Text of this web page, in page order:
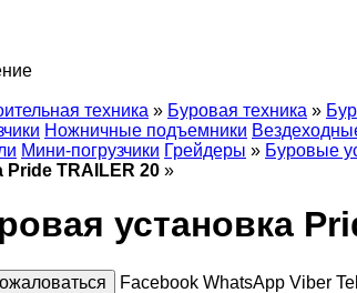
техника » Буровая техника »
Ножничные подъемники
Мини-погрузчики Грейдеры » Буровые
Pride TRAILER 20 »
установка
Facebook WhatsApp Viber